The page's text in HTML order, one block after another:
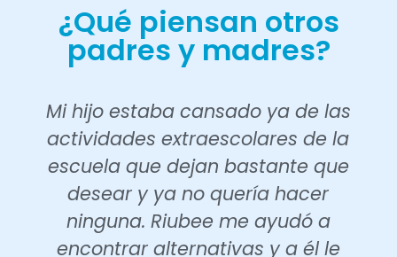
¿Qué piensan otros
padres y madres?
Mi hijo estaba cansado ya de las
actividades extraescolares de la
escuela que dejan bastante que
desear y ya no quería hacer
ninguna. Riubee me ayudó a
encontrar alternativas y a él le